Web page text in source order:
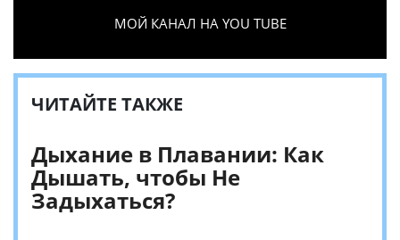
МОЙ КАНАЛ НА YOU TUBE
ЧИТАЙТЕ ТАКЖЕ
Дыхание в Плавании: Как
Дышать, чтобы Не
Задыхаться?